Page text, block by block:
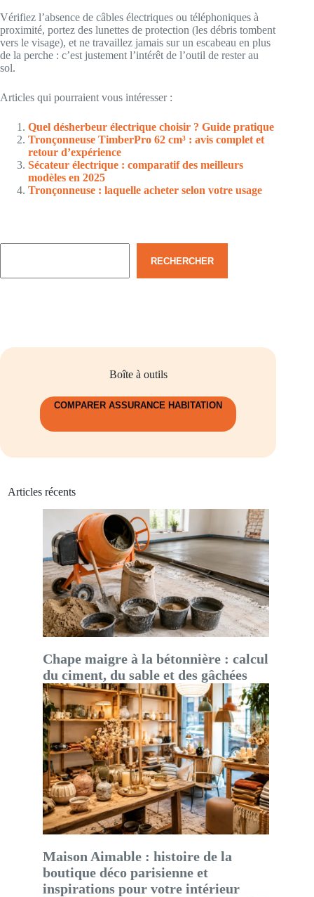
Vérifiez l’absence de câbles électriques ou téléphoniques à
proximité, portez des lunettes de protection (les débris tombent
vers le visage), et ne travaillez jamais sur un escabeau en plus
de la perche : c’est justement l’intérêt de l’outil de rester au
sol.
Articles qui pourraient vous intéresser :
Quel désherbeur électrique choisir ? Guide pratique
Tronçonneuse TimberPro 62 cm³ : avis complet et
retour d’expérience
Sécateur électrique : comparatif des meilleurs
modèles en 2025
Tronçonneuse : laquelle acheter selon votre usage
RECHERCHER
Boîte à outils
COMPARER ASSURANCE HABITATION
Articles récents
Chape maigre à la bétonnière : calcul
du ciment, du sable et des gâchées
Maison Aimable : histoire de la
boutique déco parisienne et
inspirations pour votre intérieur